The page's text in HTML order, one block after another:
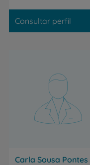
Consultar perfil
Carla Sousa Pontes